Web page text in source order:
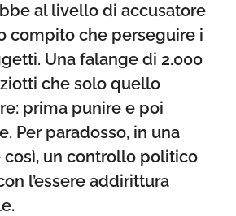
al livello di accusatore
compito che perseguire i
Una falange di 2.000
che solo quello
prima punire e poi
Per paradosso, in una
così, un controllo politico
l’essere addirittura